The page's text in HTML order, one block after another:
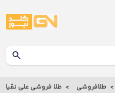
طلافروشی طلا فروشی علي نقيان